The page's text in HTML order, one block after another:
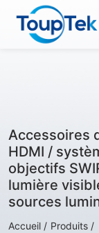
Accessoires
HDMI /
objectifs
lumière
sources
Accueil / Produits /